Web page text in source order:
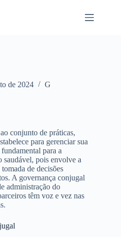
de 2024 G
conjunto de práticas,
para gerenciar sua
para a
saudável, pois envolve a
de decisões
A governança conjugal
administração do
têm voz e vez nas